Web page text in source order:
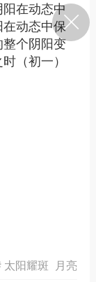
角
在动态中
动态中保
个阴阳变
（初一）
十五之
必阴，阴渐
太阳耀斑 月亮